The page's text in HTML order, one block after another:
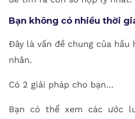
Bạn không có nhiều thời
Đây là vấn đề chung của hầu
nhân.
Có 2 giải pháp cho bạn…
Bạn có thể xem các ước